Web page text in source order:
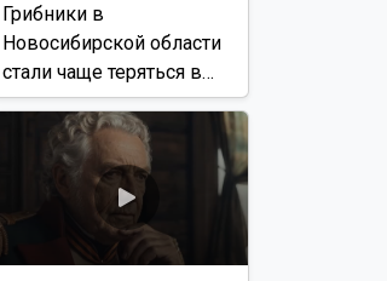
Грибники в
Новосибирской области
стали чаще теряться в
лесах